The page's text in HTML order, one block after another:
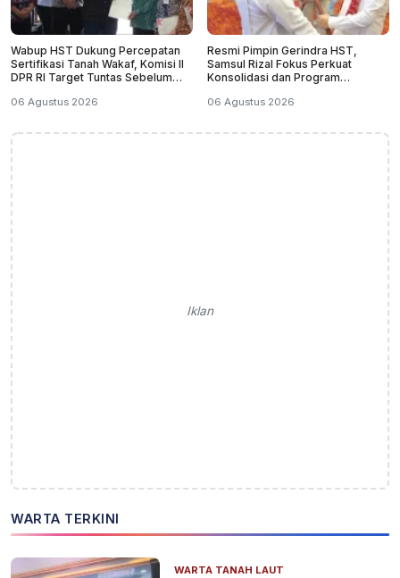
Wabup HST Dukung Percepatan
Sertifikasi Tanah Wakaf, Komisi II
DPR RI Target Tuntas Sebelum
06 Agustus 2026
Resmi Pimpin Gerindra HST,
Samsul Rizal Fokus Perkuat
Konsolidasi dan Program
06 Agustus 2026
Iklan
WARTA TERKINI
WARTA TANAH LAUT